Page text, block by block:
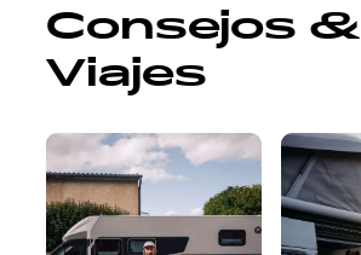
Consejos &
Viajes